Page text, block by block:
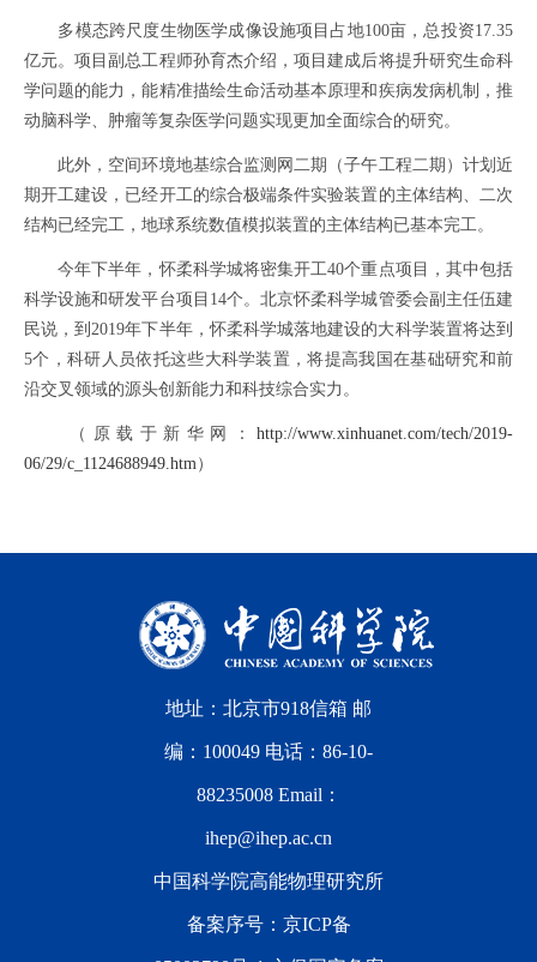
多模态跨尺度生物医学成像设施项目占地100亩，总投资17.35
亿元。项目副总工程师孙育杰介绍，项目建成后将提升研究生命科
学问题的能力，能精准描绘生命活动基本原理和疾病发病机制，推
动脑科学、肿瘤等复杂医学问题实现更加全面综合的研究。
此外，空间环境地基综合监测网二期（子午工程二期）计划近
期开工建设，已经开工的综合极端条件实验装置的主体结构、二次
结构已经完工，地球系统数值模拟装置的主体结构已基本完工。
今年下半年，怀柔科学城将密集开工40个重点项目，其中包括
科学设施和研发平台项目14个。北京怀柔科学城管委会副主任伍建
民说，到2019年下半年，怀柔科学城落地建设的大科学装置将达到
5个，科研人员依托这些大科学装置，将提高我国在基础研究和前
沿交叉领域的源头创新能力和科技综合实力。
（原载于新华网： http://www.xinhuanet.com/tech/2019-
06/29/c_1124688949.htm）
地址：北京市918信箱 邮
编：100049 电话：86-10-
88235008 Email：
ihep@ihep.ac.cn
中国科学院高能物理研究所
备案序号： 京ICP备